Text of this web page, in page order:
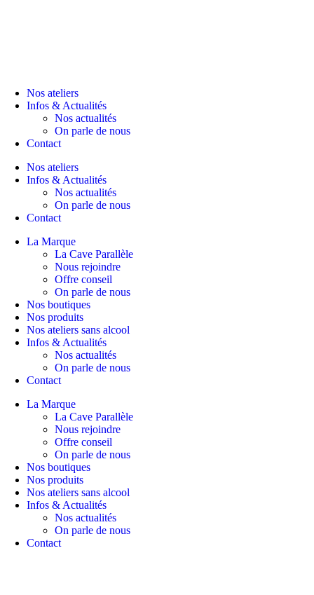
Nos ateliers
Infos & Actualités
Nos actualités
On parle de nous
Contact
Nos ateliers
Infos & Actualités
Nos actualités
On parle de nous
Contact
La Marque
La Cave Parallèle
Nous rejoindre
Offre conseil
On parle de nous
Nos boutiques
Nos produits
Nos ateliers sans alcool
Infos & Actualités
Nos actualités
On parle de nous
Contact
La Marque
La Cave Parallèle
Nous rejoindre
Offre conseil
On parle de nous
Nos boutiques
Nos produits
Nos ateliers sans alcool
Infos & Actualités
Nos actualités
On parle de nous
Contact